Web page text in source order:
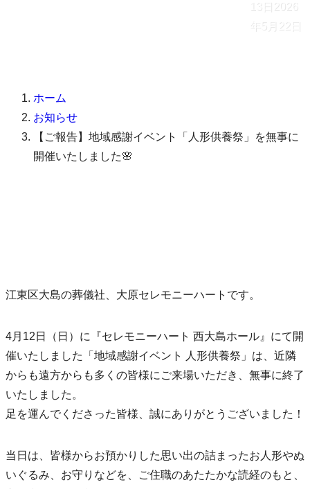
13日
2026
年5月22日
ホーム
お知らせ
【ご報告】地域感謝イベント「人形供養祭」を無事に
開催いたしました🌸
江東区大島の葬儀社、大原セレモニーハートです。
4月12日（日）に『セレモニーハート 西大島ホール』にて開
催いたしました「地域感謝イベント 人形供養祭」は、近隣
からも遠方からも多くの皆様にご来場いただき、無事に終了
いたしました。
足を運んでくださった皆様、誠にありがとうございました！
当日は、皆様からお預かりした思い出の詰まったお人形やぬ
いぐるみ、お守りなどを、ご住職のあたたかな読経のもと、